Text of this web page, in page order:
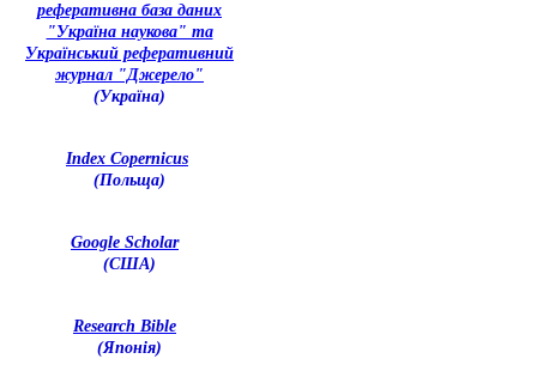
реферативна база даних
"Україна наукова" та
Український реферативний
журнал "Джерело"
(Україна)
Index Copernicus
(Польща)
Google Scholar
(США)
Research Bible
(Японія)